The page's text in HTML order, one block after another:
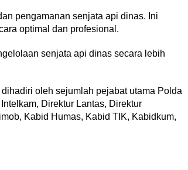
pengamanan senjata api dinas. Ini
optimal dan profesional.
senjata api dinas secara lebih
oleh sejumlah pejabat utama Polda
Direktur Lantas, Direktur
Kabid Humas, Kabid TIK, Kabidkum,